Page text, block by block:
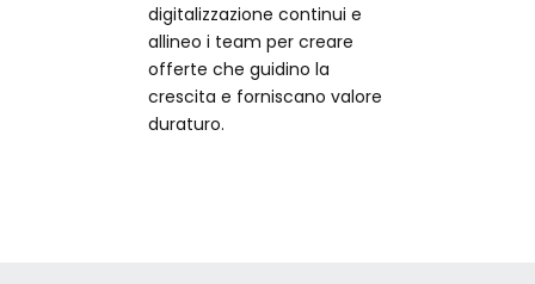
digitalizzazione continui e
allineo i team per creare
offerte che guidino la
crescita e forniscano valore
duraturo.